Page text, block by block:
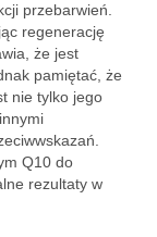
przebarwień.
regenerację
że jest
pamiętać, że
nie tylko jego
Q10 do
rezultaty w